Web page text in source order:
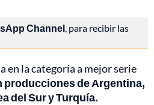
Channel, para recibir las
en la categoría a mejor serie
producciones de Argentina,
del Sur y Turquía.